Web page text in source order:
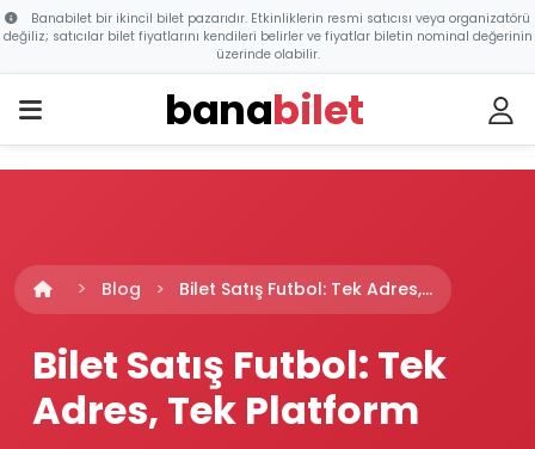
Banabilet bir ikincil bilet pazarıdır. Etkinliklerin resmi satıcısı veya organizatörü
değiliz; satıcılar bilet fiyatlarını kendileri belirler ve fiyatlar biletin nominal değerinin
üzerinde olabilir.
banabilet
Blog Bilet Satış Futbol: Tek Adres,...
Bilet Satış Futbol: Tek
Adres, Tek Platform